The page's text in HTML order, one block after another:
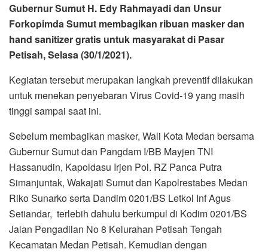
Gubernur Sumut H. Edy Rahmayadi dan Unsur
Forkopimda Sumut membagikan ribuan masker dan
hand sanitizer gratis untuk masyarakat di Pasar
Petisah, Selasa (30/1/2021).
Kegiatan tersebut merupakan langkah preventif dilakukan
untuk menekan penyebaran Virus Covid-19 yang masih
tinggi sampai saat ini.
Sebelum membagikan masker, Wali Kota Medan bersama
Gubernur Sumut dan Pangdam I/BB Mayjen TNI
Hassanudin, Kapoldasu Irjen Pol. RZ Panca Putra
Simanjuntak, Wakajati Sumut dan Kapolrestabes Medan
Riko Sunarko serta Dandim 0201/BS Letkol Inf Agus
Setiandar, terlebih dahulu berkumpul di Kodim 0201/BS
Jalan Pengadilan No 8 Kelurahan Petisah Tengah
Kecamatan Medan Petisah. Kemudian dengan